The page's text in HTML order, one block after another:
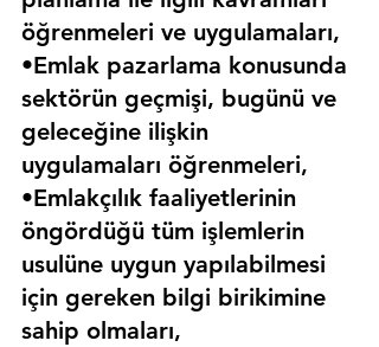
öğrenmeleri ve uygulamaları,
•Emlak pazarlama konusunda
sektörün geçmişi, bugünü ve
geleceğine ilişkin
uygulamaları öğrenmeleri,
•Emlakçılık faaliyetlerinin
öngördüğü tüm işlemlerin
usulüne uygun yapılabilmesi
için gereken bilgi birikimine
sahip olmaları,